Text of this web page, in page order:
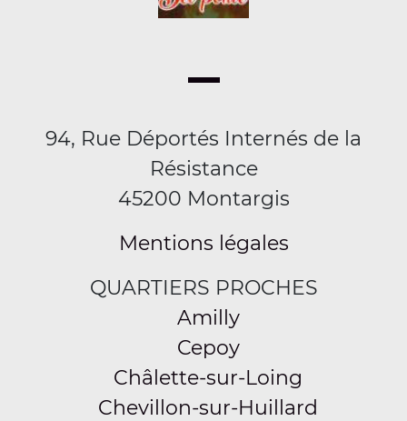
94, Rue Déportés Internés de la
Résistance
45200 Montargis
Mentions légales
QUARTIERS PROCHES
Amilly
Cepoy
Châlette-sur-Loing
Chevillon-sur-Huillard